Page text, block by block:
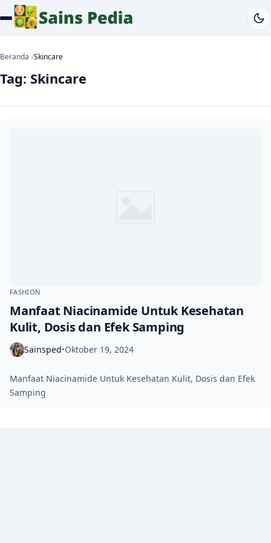
Beranda Skincare
Tag: Skincare
FASHION
Manfaat Niacinamide Untuk Kesehatan
Kulit, Dosis dan Efek Samping
Sainsped•Oktober 19, 2024
Manfaat Niacinamide Untuk Kesehatan Kulit, Dosis dan Efek
Samping